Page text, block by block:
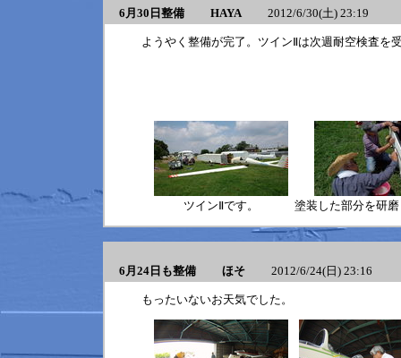
6月30日整備 HAYA2012/6/30(土) 23:19
ようやく整備が完了。ツインⅡは次週耐空検査を
ツインⅡです。 塗装した部分を研
6月24日も整備 ほそ 2012/6/24(日) 23:16
もったいないお天気でした。